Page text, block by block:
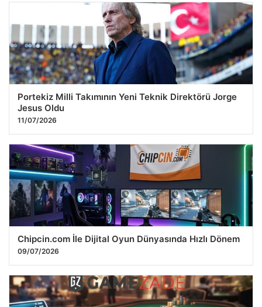
Portekiz Milli Takımının Yeni Teknik Direktörü Jorge
Jesus Oldu
11/07/2026
Chipcin.com İle Dijital Oyun Dünyasında Hızlı Dönem
09/07/2026